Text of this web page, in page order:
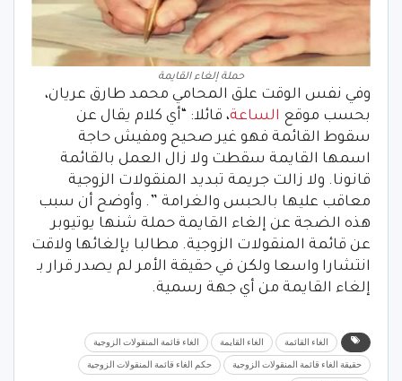
حملة إلغاء القايمة
وفي نفس الوقت علق المحامي محمد طارق عريان،
بحسب موقع الساعة، قائلا: “أي كلام يقال عن
سقوط القائمة فهو غير صحيح ومفيش حاجة
اسمها القايمة سقطت ولا زال العمل بالقائمة
قانونا. ولا زالت جريمة تبديد المنقولات الزوجية
معاقب عليها بالحبس والغرامة ”. وأوضح أن سبب
هذه الضجة عن إلغاء القايمة حملة شنها يوتيوبر
عن قائمة المنقولات الزوجية. مطالبا بإلغائها ولاقت
انتشارا واسعا ولكن في حقيقة الأمر لم يصدر قرار بـ
إلغاء القايمة من أي جهة رسمية.
الغاء القائمة الغاء القايمة الغاء قائمة المنقولات الزوجية
حقيقة الغاء قائمة المنقولات الزوجية حكم الغاء قائمة المنقولات الزوجية